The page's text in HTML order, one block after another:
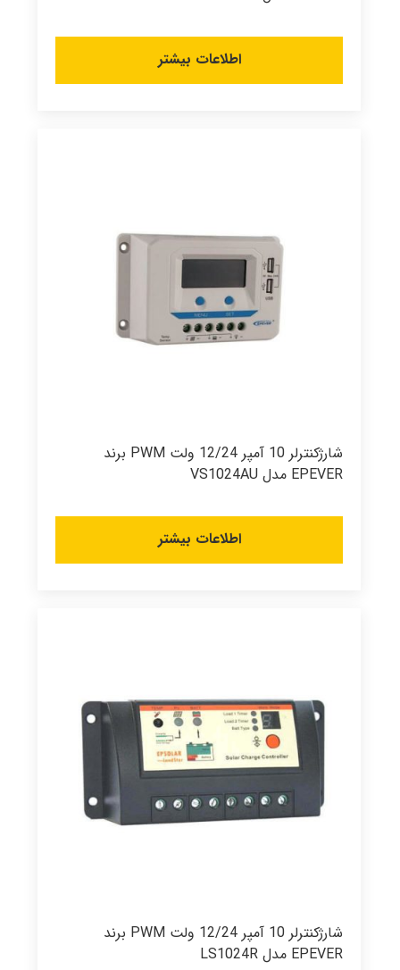
اطلاعات بیشتر
شارژکنترلر 10 آمپر 12/24 ولت PWM برند
EPEVER مدل VS1024AU
اطلاعات بیشتر
شارژکنترلر 10 آمپر 12/24 ولت PWM برند
EPEVER مدل LS1024R